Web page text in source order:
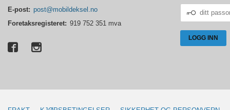
E-post: post@mobildeksel.no
Foretaksregisteret: 919 752 351 mva
PASSORD